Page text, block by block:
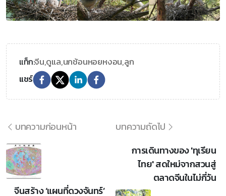
แท็ก:จีน,ดูแล,นกช้อนหอยหงอน,ลูก
แชร์
บทความก่อนหน้า
จีนสร้าง ‘แผนที่ดวงจันทร์’
บทความถัดไป
การเดินทางของ 'ทุเรียน
ไทย' สดใหม่จากสวนสู่
ตลาดจีนในไม่กี่วัน